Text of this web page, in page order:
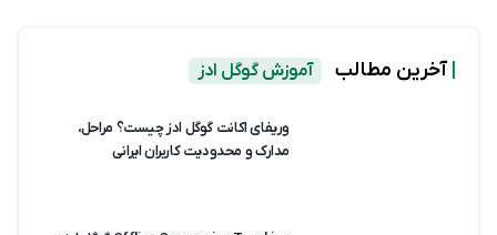
آخرین مطالب آموزش گوگل ادز
وریفای اکانت گوگل ادز چیست؟ مراحل،
مدارک و محدودیت کاربران ایرانی